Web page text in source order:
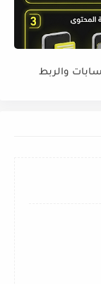
والربط